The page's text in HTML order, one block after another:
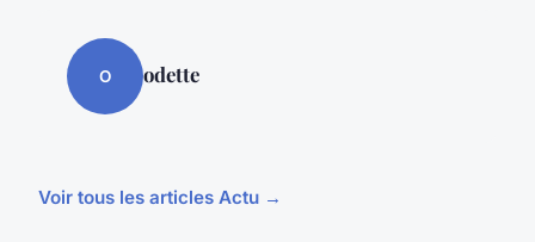
O odette
Voir tous les articles Actu →